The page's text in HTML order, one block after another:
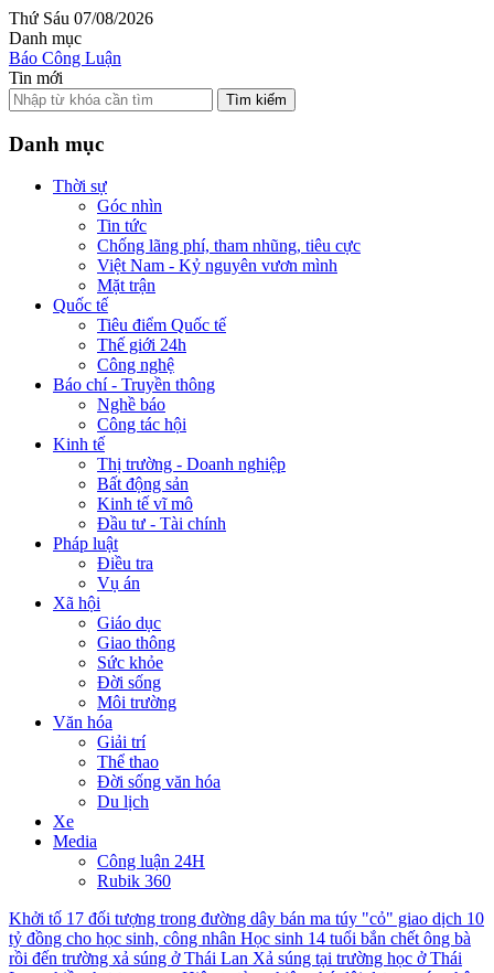
Thứ Sáu 07/08/2026
Danh mục
Báo Công Luận
Tin mới
Tìm kiếm
Danh mục
Thời sự
Góc nhìn
Tin tức
Chống lãng phí, tham nhũng, tiêu cực
Việt Nam - Kỷ nguyên vươn mình
Mặt trận
Quốc tế
Tiêu điểm Quốc tế
Thế giới 24h
Công nghệ
Báo chí - Truyền thông
Nghề báo
Công tác hội
Kinh tế
Thị trường - Doanh nghiệp
Bất động sản
Kinh tế vĩ mô
Đầu tư - Tài chính
Pháp luật
Điều tra
Vụ án
Xã hội
Giáo dục
Giao thông
Sức khỏe
Đời sống
Môi trường
Văn hóa
Giải trí
Thể thao
Đời sống văn hóa
Du lịch
Xe
Media
Công luận 24H
Rubik 360
Khởi tố 17 đối tượng trong đường dây bán ma túy "cỏ" giao dịch 10
tỷ đồng cho học sinh, công nhân Học sinh 14 tuổi bắn chết ông bà
rồi đến trường xả súng ở Thái Lan Xả súng tại trường học ở Thái